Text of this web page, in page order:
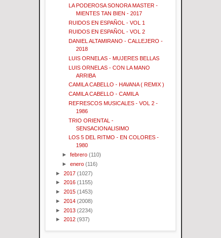
LA PODEROSA SONORA MASTER -
MIENTES TAN BIEN - 2017
RUIDOS EN ESPAÑOL - VOL 1
RUIDOS EN ESPAÑOL - VOL 2
DANIEL ALTAMIRANO - CALLEJERO -
2018
LUIS ORNELAS - MUJERES BELLAS
LUIS ORNELAS - CON LA MANO
ARRIBA
CAMILA CABELLO - HAVANA ( REMIX )
CAMILA CABELLO - CAMILA
REFRESCOS MUSICALES - VOL 2 -
1986
TRIO ORIENTAL -
SENSACIONALISIMO
LOS 5 DEL RITMO - EN COLORES -
1980
►febrero (110)
►enero (116)
► 2017 (1027)
► 2016 (1155)
► 2015 (1453)
► 2014 (2008)
► 2013 (2234)
► 2012 (937)